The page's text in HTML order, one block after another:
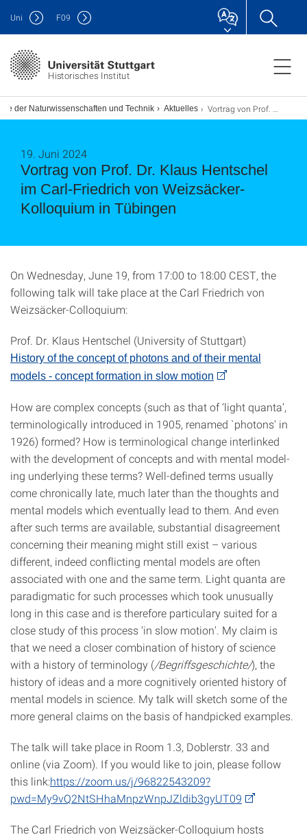
Historisches Institut
Uni F09
der Naturwissenschaften und Technik Aktuelles Vortrag von Prof. Dr. Klaus Hentschel im Carl-Friedrich von Weizsäcker-Kolloquium in Tübingen
Vortrag von Prof. Dr. Klaus Hentschel
im Carl-Friedrich von Weizsäcker-
Kolloquium in Tübingen
19. Juni 2024
On Wednesday, June 19, from 17:00 to 18:00 CEST, the
following talk will take place at the Carl Friedrich von
Weizsäcker-Colloquium:
Prof. Dr. Klaus Hentschel (University of Stuttgart)
History of the concept of photons and of their mental
models - concept formation in slow motion
How are complex concepts (such as that of ‘light quanta’,
terminologically introduced in 1905, renamed `photons' in
1926) formed? How is terminological change interlinked
with the development of concepts and with mental mode­l­
ing underlying these terms? Well-defined terms usually
come chronically late, much later than the thoughts and
mental models which eventually lead to them. And even
after such terms are available, substantial disagreement
concerning their meaning might still exist – various
different, indeed conflicting mental models are often
associated with one and the same term. Light quanta are
paradigmatic for such processes which took unusually
long in this case and is therefore particulary suited for a
close study of this process 'in slow motion'. My claim is
that we need a closer combination of history of science
with a history of terminology (/Begriffs­ge­schich­te/), the
history of ideas and a more cognitively oriented history of
mental models in science. My talk will sketch some of the
more general claims on the basis of handpicked examples.
The talk will take place in Room 1.3, Doblerstr. 33 and
online (via Zoom). If you would like to join, please follow
this link:https://zoom.us/j/96822543209?
pwd=My9vQ2NtSHhaMnpzWnpJZldib3gyUT09
The Carl Friedrich von Weizsäcker-Colloquium hosts